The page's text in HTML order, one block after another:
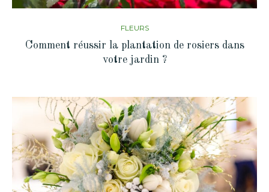
FLEURS
Comment réussir la plantation de rosiers dans
votre jardin ?